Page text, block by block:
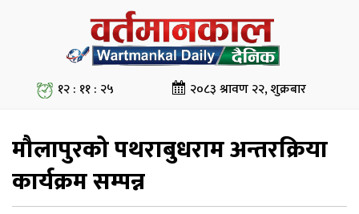
१२ : ११ : २५ २०८३ श्रावण २२, शुक्रबार
मौलापुरको पथराबुधराम अन्तरक्रिया
कार्यक्रम सम्पन्न